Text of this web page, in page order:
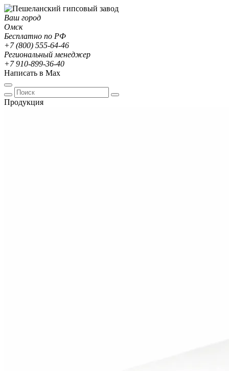
Ваш город
Омск
Бесплатно по РФ
+7 (800) 555-64-46
Региональный менеджер
+7 910-899-36-40
Написать в Max
Продукция